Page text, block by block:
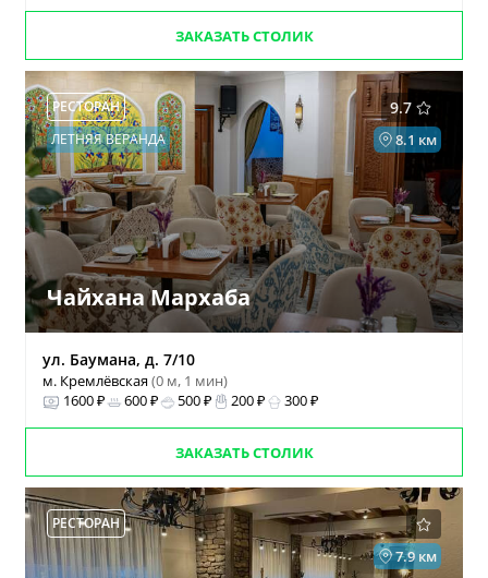
ЗАКАЗАТЬ СТОЛИК
9.7
РЕСТОРАН
8.1 км
ЛЕТНЯЯ ВЕРАНДА
Чайхана Мархаба
ул. Баумана, д. 7/10
м. Кремлёвская(0 м, 1 мин)
1600 ₽
600 ₽ 500 ₽ 200 ₽ 300 ₽
ЗАКАЗАТЬ СТОЛИК
РЕСТОРАН
7.9 км